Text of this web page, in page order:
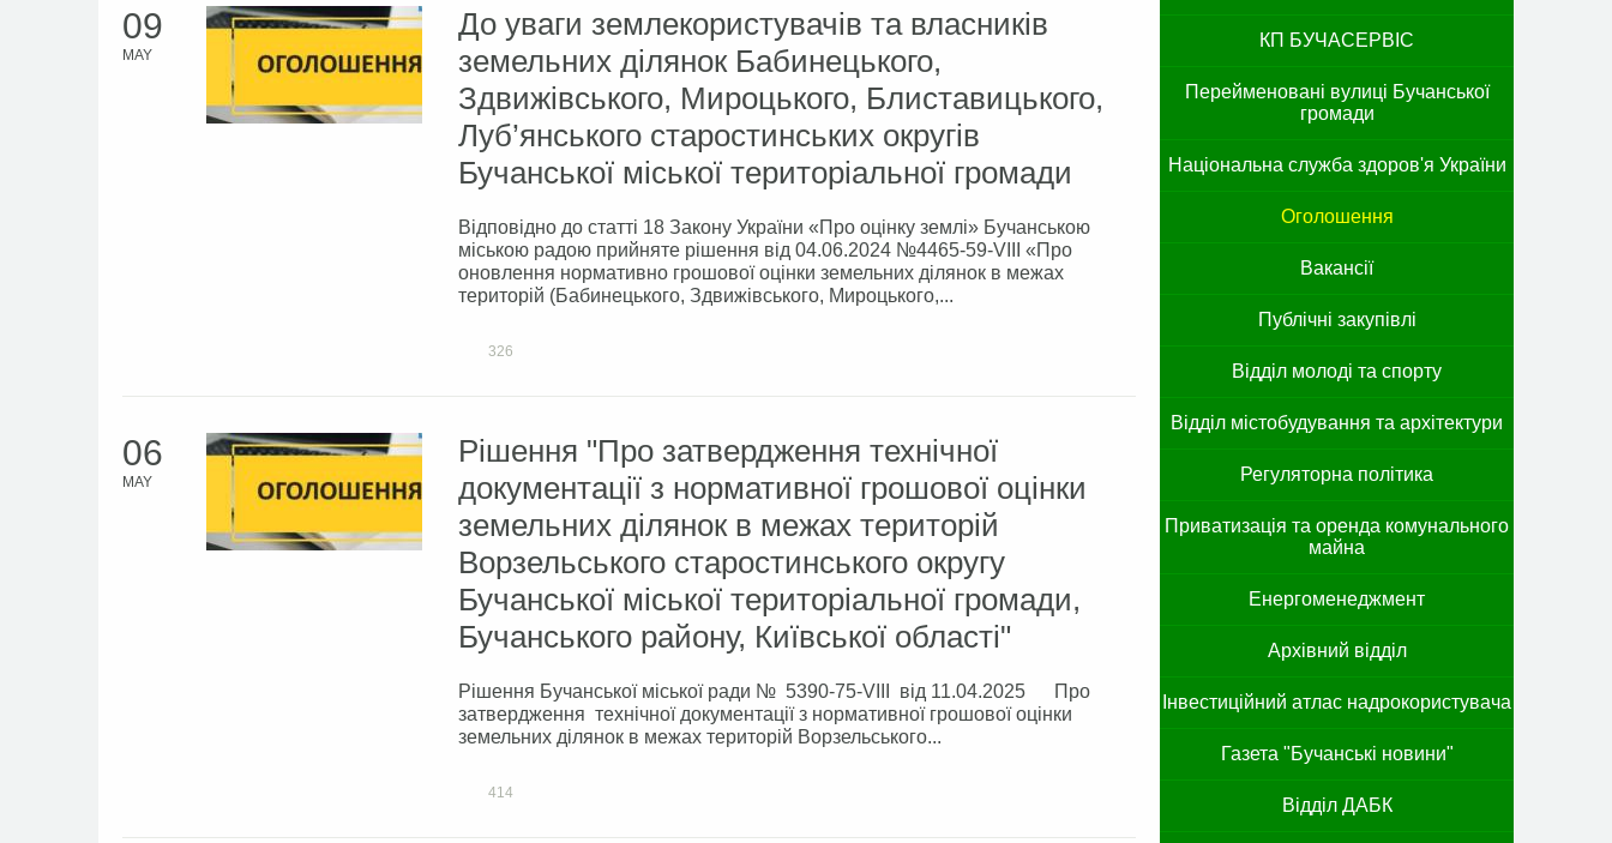
09
MAY
До уваги землекористувачів та власників
земельних ділянок Бабинецького,
Здвижівського, Мироцького, Блиставицького,
Луб’янського старостинських округів
Бучанської міської територіальної громади
Відповідно до статті 18 Закону України «Про оцінку землі» Бучанською
міською радою прийняте рішення від 04.06.2024 №4465-59-VIII «Про
оновлення нормативно грошової оцінки земельних ділянок в межах
територій (Бабинецького, Здвижівського, Мироцького,...
326
06
MAY
Рішення "Про затвердження технічної
документації з нормативної грошової оцінки
земельних ділянок в межах територій
Ворзельського старостинського округу
Бучанської міської територіальної громади,
Бучанського району, Київської області"
Рішення Бучанської міської ради № 5390-75-VIII від 11.04.2025 Про
затвердження технічної документації з нормативної грошової оцінки
земельних ділянок в межах територій Ворзельського...
414
КП БУЧАСЕРВІС
Перейменовані вулиці Бучанської
громади
Національна служба здоров'я України
Оголошення
Вакансії
Публічні закупівлі
Відділ молоді та спорту
Відділ містобудування та архітектури
Регуляторна політика
Приватизація та оренда комунального
майна
Енергоменеджмент
Архівний відділ
Інвестиційний атлас надрокористувача
Газета "Бучанські новини"
Відділ ДАБК